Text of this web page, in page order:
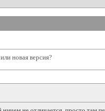
новая версия?